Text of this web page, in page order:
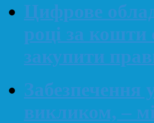
Цифрове
році за
закупити
Забезпечення
викликом, –